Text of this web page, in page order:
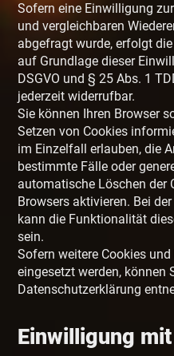
Sofern eine Einwilligung
und vergleichbaren
abgefragt wurde, erfolgt
auf Grundlage dieser
DSGVO und § 25 Abs. 1
jederzeit widerrufbar.
Sie können Ihren Browser
Setzen von Cookies
im Einzelfall erlauben, die
bestimmte Fälle oder
automatische Löschen der
Browsers aktivieren. Bei
kann die Funktionalität
sein.
Sofern weitere Cookies
eingesetzt werden, können
Datenschutzerklärung
Einwilligung